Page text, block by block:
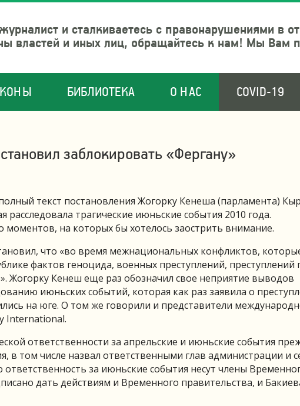
и сталкиваетесь с правонарушениями в
властей и иных лиц, обращайтесь к нам! Мы Вам
БИБЛИОТЕКА О НАС COVID-19
заблокировать «Фергану»
текст постановления Жогорку Кенеша (парламента)
расследовала трагические июньские события 2010 года.
моментов, на которых бы хотелось заострить внимание.
что «во время межнациональных конфликтов,
фактов геноцида, военных преступлений, преступлений
Жогорку Кенеш еще раз обозначил свое неприятие выводов
июньских событий, которая как раз заявила о
на юге. О том же говорили и представители
International.
ответственности за апрельские и июньские события
в том числе назвал ответственными глав администрации и
за июньские события несут члены
дать действиям и Временного правительства, и